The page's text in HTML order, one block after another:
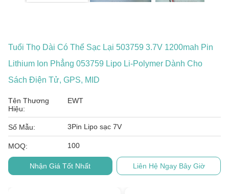
Tuổi Thọ Dài Có Thể Sạc Lại 503759 3.7V 1200mah Pin
Lithium Ion Phẳng 053759 Lipo Li-Polymer Dành Cho
Sách Điện Tử, GPS, MID
Tên Thương
Hiệu:
EWT
Số Mẫu: 3Pin Lipo sạc 7V
MOQ: 100
Nhận Giá Tốt Nhất Liên Hệ Ngay Bây Giờ